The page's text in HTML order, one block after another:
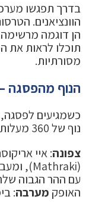
בדרך תפגשו
הוונציאנים.
הן דוגמה
תוכלו לראות את
מסורתיות.
הנוף מהפסגה – 360 מעלות של קסם
כשמגיעים
נוף של 360 מעלות נפרש לכל הכיוונים:
צפונה
(Mathraki), ומעבר להם החוף האלבני
עם ההר הגבוה
האופק מערבה: